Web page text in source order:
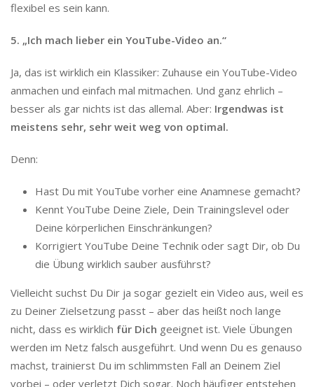
flexibel es sein kann.
5. „Ich mach lieber ein YouTube-Video an.“
Ja, das ist wirklich ein Klassiker: Zuhause ein YouTube-Video
anmachen und einfach mal mitmachen. Und ganz ehrlich –
besser als gar nichts ist das allemal. Aber: Irgendwas ist
meistens sehr, sehr weit weg von optimal.
Denn:
Hast Du mit YouTube vorher eine Anamnese gemacht?
Kennt YouTube Deine Ziele, Dein Trainingslevel oder
Deine körperlichen Einschränkungen?
Korrigiert YouTube Deine Technik oder sagt Dir, ob Du
die Übung wirklich sauber ausführst?
Vielleicht suchst Du Dir ja sogar gezielt ein Video aus, weil es
zu Deiner Zielsetzung passt – aber das heißt noch lange
nicht, dass es wirklich für Dich geeignet ist. Viele Übungen
werden im Netz falsch ausgeführt. Und wenn Du es genauso
machst, trainierst Du im schlimmsten Fall an Deinem Ziel
vorbei – oder verletzt Dich sogar. Noch häufiger entstehen